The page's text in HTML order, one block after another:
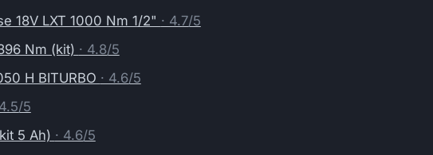
18V LXT 1000 Nm 1/2" · 4.7/5
Nm (kit) · 4.8/5
H BITURBO · 4.6/5
5
5 Ah) · 4.6/5